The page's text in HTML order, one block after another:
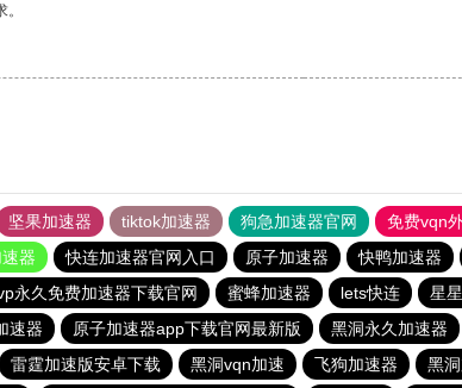
坚果加速器 tiktok加速器 狗急加速器官网 免费vqn
器 快连加速器官网入口 原子加速器 快鸭加速器
永久免费加速器下载官网 蜜蜂加速器 lets快连 星
速器 原子加速器app下载官网最新版 黑洞永久加速器
雷霆加速版安卓下载 黑洞vqn加速 飞狗加速器 黑